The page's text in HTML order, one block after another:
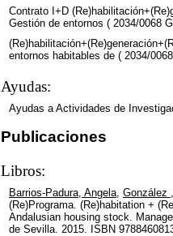
Contrato I+D
Gestión de entornos ( 2034/0068
entornos habitables de ( 2034/
Ayudas:
Ayudas a Actividades de
Publicaciones
Libros:
Barrios-Padura, Angela, González
(Re)Programa. (Re)habitation +
Andalusian housing stock.
de Sevilla. 2015. ISBN